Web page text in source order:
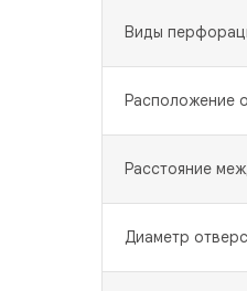
Виды
Расположение
Расстояние
Диаметр